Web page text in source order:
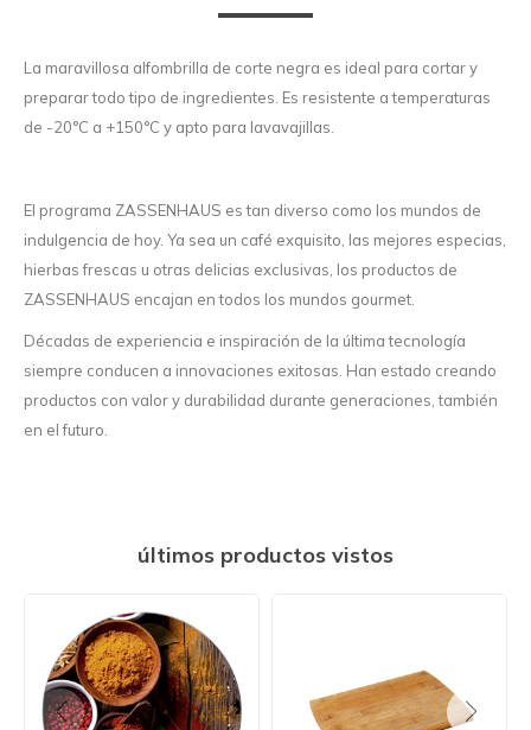
La maravillosa alfombrilla de corte negra es ideal para cortar y
preparar todo tipo de ingredientes. Es resistente a temperaturas
de -20°C a +150°C y apto para lavavajillas.
El programa ZASSENHAUS es tan diverso como los mundos de
indulgencia de hoy. Ya sea un café exquisito, las mejores especias,
hierbas frescas u otras delicias exclusivas, los productos de
ZASSENHAUS encajan en todos los mundos gourmet.
Décadas de experiencia e inspiración de la última tecnología
siempre conducen a innovaciones exitosas. Han estado creando
productos con valor y durabilidad durante generaciones, también
en el futuro.
últimos productos vistos